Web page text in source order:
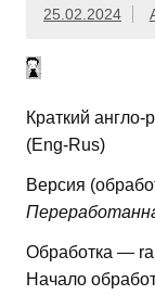
25.02.2024
Краткий англо-
(Eng-Rus)
Версия
Обработка —
Начало